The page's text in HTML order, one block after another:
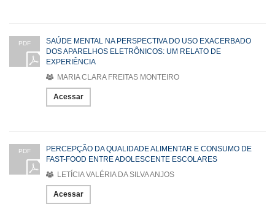
PDF
SAÚDE MENTAL NA PERSPECTIVA DO USO EXACERBADO
DOS APARELHOS ELETRÔNICOS: UM RELATO DE
EXPERIÊNCIA
MARIA CLARA FREITAS MONTEIRO
Acessar
PDF
PERCEPÇÃO DA QUALIDADE ALIMENTAR E CONSUMO DE
FAST-FOOD ENTRE ADOLESCENTE ESCOLARES
LETÍCIA VALÉRIA DA SILVA ANJOS
Acessar